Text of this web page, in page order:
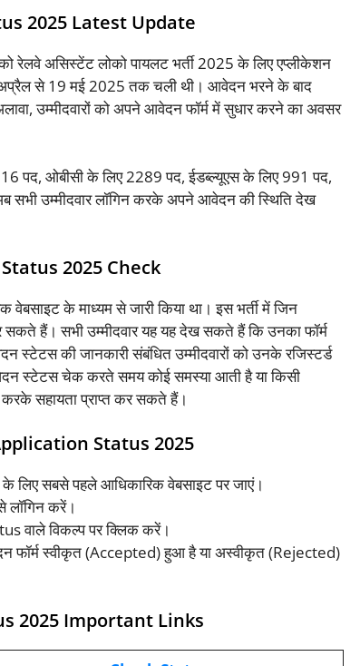
2025 Latest Update
रेलवे असिस्टेंट लोको पायलट भर्ती 2025 के लिए एप्लीकेशन
अप्रैल से 19 मई 2025 तक चली थी। आवेदन भरने के बाद
उम्मीदवारों को अपने आवेदन फॉर्म में सुधार करने का अवसर
पद, ओबीसी के लिए 2289 पद, ईडब्ल्यूएस के लिए 991 पद,
सभी उम्मीदवार लॉगिन करके अपने आवेदन की स्थिति देख
2025 Check
के माध्यम से जारी किया था। इस भर्ती में जिन
सकते हैं। सभी उम्मीदवार यह यह देख सकते हैं कि उनका फॉर्म
की जानकारी संबंधित उम्मीदवारों को उनके रजिस्टर्ड
स्टेटस चेक करते समय कोई समस्या आती है या किसी
करके सहायता प्राप्त कर सकते हैं।
Status 2025
लिए सबसे पहले आधिकारिक वेबसाइट पर जाएं।
लॉगिन करें।
वाले विकल्प पर क्लिक करें।
फॉर्म स्वीकृत (Accepted) हुआ है या अस्वीकृत (Rejected)
2025 Important Links